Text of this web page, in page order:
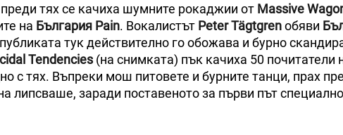
тях се качиха шумните рокаджии от Massive
на България Pain. Вокалистът Peter Tägtgrenобяви
тук действително го обожава и бурно
Tendencies (на снимката) пък качиха 50 почитатели
с тях. Въпреки мош питовете и бурните танци, прах
липсваше, заради поставеното за първи път